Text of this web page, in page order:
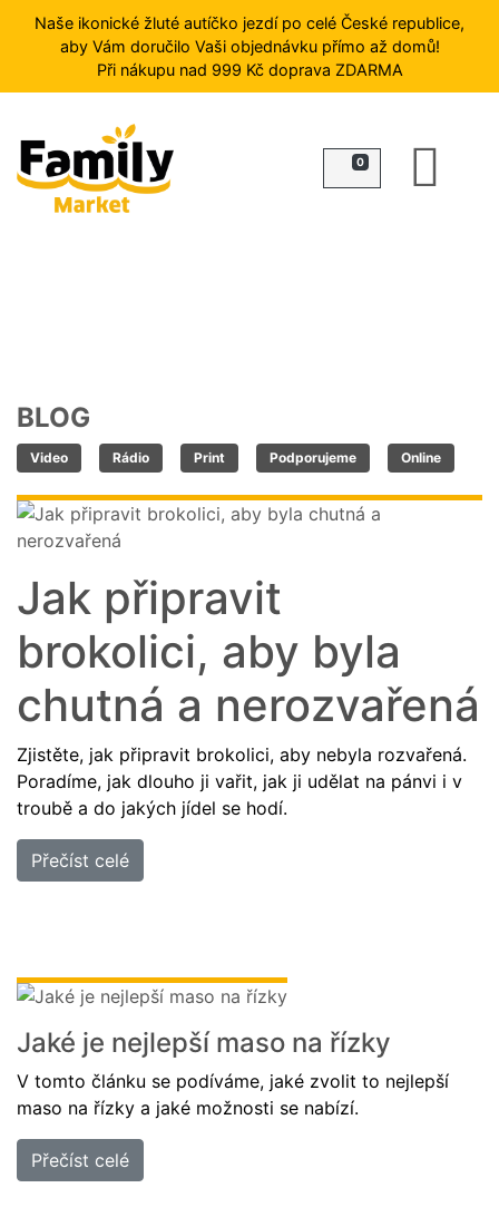
Naše ikonické žluté autíčko jezdí po celé České republice,
aby Vám doručilo Vaši objednávku přímo až domů!
Při nákupu nad 999 Kč doprava ZDARMA
FROST
ZMRZLINY
HOTOVÁ
JÍDLA
DEZERTY
A
PEČIVO
AKČNÍ
NABÍDKA
GRILOVÁNÍ
JAK
NAKOUPIT?
ZAMRAZENÍ
NÁS
PŘIHLÁSIT SE / REGISTROVAT
0
BLOG
Video Rádio Print Podporujeme Online
Jak připravit
brokolici, aby byla
chutná a nerozvařená
Zjistěte, jak připravit brokolici, aby nebyla rozvařená.
Poradíme, jak dlouho ji vařit, jak ji udělat na pánvi i v
troubě a do jakých jídel se hodí.
Přečíst celé
Jaké je nejlepší maso na řízky
V tomto článku se podíváme, jaké zvolit to nejlepší
maso na řízky a jaké možnosti se nabízí.
Přečíst celé